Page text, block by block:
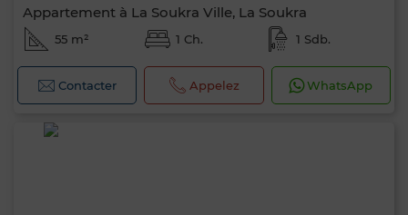
Appartement à La Soukra Ville, La Soukra
55 m² 1 Ch. 1 Sdb.
Contacter Appelez WhatsApp